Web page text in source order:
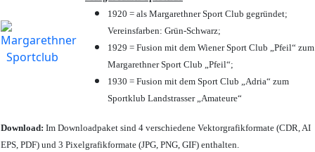
1920 = als Margarethner Sport Club gegründet;
Vereinsfarben: Grün-Schwarz;
1929 = Fusion mit dem Wiener Sport Club „Pfeil“ zum
Margarethner Sport Club „Pfeil“;
1930 = Fusion mit dem Sport Club „Adria“ zum
Sportklub Landstrasser „Amateure“
Download: Im Downloadpaket sind 4 verschiedene Vektorgrafikformate (CDR, AI
EPS, PDF) und 3 Pixelgrafikformate (JPG, PNG, GIF) enthalten.